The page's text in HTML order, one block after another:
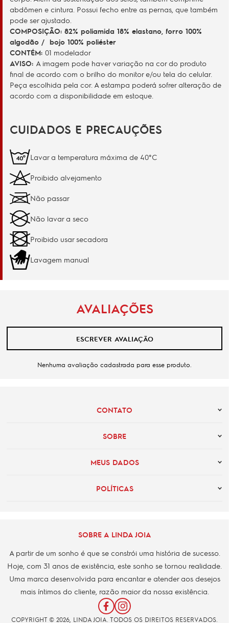
abdômen e cintura. Possui fecho entre as pernas, que também
pode ser ajustado.
COMPOSIÇÃO: 82% poliamida 18% elastano, forro 100%
algodão / bojo 100% poliéster
CONTÉM: 01 modelador
AVISO: A imagem pode haver variação na cor do produto
final de acordo com o brilho do monitor e/ou tela do celular.
Peça escolhida pela cor. A estampa poderá sofrer alteração de
acordo com a disponibilidade em estoque.
CUIDADOS E PRECAUÇÕES
Lavar a temperatura máxima de 40°C
Proibido alvejamento
Não passar
Não lavar a seco
Proibido usar secadora
Lavagem manual
AVALIAÇÕES
ESCREVER AVALIAÇÃO
Nenhuma avaliação cadastrada para esse produto.
CONTATO
SOBRE
MEUS DADOS
POLÍTICAS
SOBRE A LINDA JOIA
A partir de um sonho é que se constrói uma história de sucesso.
Hoje, com 31 anos de existência, este sonho se tornou realidade.
Uma marca desenvolvida para encantar e atender aos desejos
mais íntimos do cliente, razão maior da nossa existência.
COPYRIGHT © 2026, LINDA JOIA. TODOS OS DIREITOS RESERVADOS.